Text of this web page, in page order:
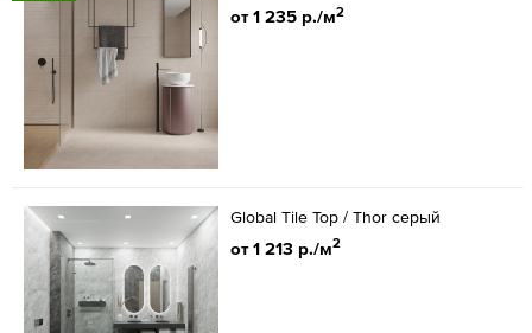
от 1 235 р./м2
Global Tile Тор / Thor серый
от 1 213 р./м2